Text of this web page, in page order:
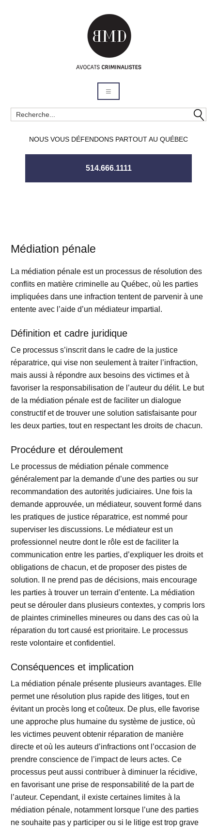
NOUS VOUS DÉFENDONS PARTOUT AU QUÉBEC
514.666.1111
Médiation pénale
La médiation pénale est un processus de résolution des
conflits en matière criminelle au Québec, où les parties
impliquées dans une infraction tentent de parvenir à une
entente avec l’aide d’un médiateur impartial.
Définition et cadre juridique
Ce processus s’inscrit dans le cadre de la justice
réparatrice, qui vise non seulement à traiter l’infraction,
mais aussi à répondre aux besoins des victimes et à
favoriser la responsabilisation de l’auteur du délit. Le but
de la médiation pénale est de faciliter un dialogue
constructif et de trouver une solution satisfaisante pour
les deux parties, tout en respectant les droits de chacun.
Procédure et déroulement
Le processus de médiation pénale commence
généralement par la demande d’une des parties ou sur
recommandation des autorités judiciaires. Une fois la
demande approuvée, un médiateur, souvent formé dans
les pratiques de justice réparatrice, est nommé pour
superviser les discussions. Le médiateur est un
professionnel neutre dont le rôle est de faciliter la
communication entre les parties, d’expliquer les droits et
obligations de chacun, et de proposer des pistes de
solution. Il ne prend pas de décisions, mais encourage
les parties à trouver un terrain d’entente. La médiation
peut se dérouler dans plusieurs contextes, y compris lors
de plaintes criminelles mineures ou dans des cas où la
réparation du tort causé est prioritaire. Le processus
reste volontaire et confidentiel.
Conséquences et implication
La médiation pénale présente plusieurs avantages. Elle
permet une résolution plus rapide des litiges, tout en
évitant un procès long et coûteux. De plus, elle favorise
une approche plus humaine du système de justice, où
les victimes peuvent obtenir réparation de manière
directe et où les auteurs d’infractions ont l’occasion de
prendre conscience de l’impact de leurs actes. Ce
processus peut aussi contribuer à diminuer la récidive,
en favorisant une prise de responsabilité de la part de
l’auteur. Cependant, il existe certaines limites à la
médiation pénale, notamment lorsque l’une des parties
ne souhaite pas y participer ou si le litige est trop grave